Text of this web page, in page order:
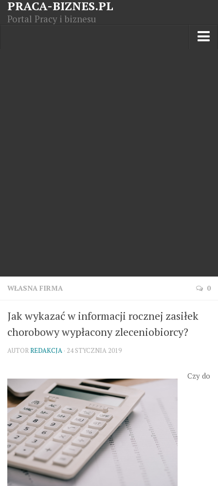
PRACA-BIZNES.PL
Portal Pracy i biznesu
WŁASNA FIRMA 0
Jak wykazać w informacji rocznej zasiłek
chorobowy wypłacony zleceniobiorcy?
AUTORREDAKCJA · 24 STYCZNIA 2019
Czy do